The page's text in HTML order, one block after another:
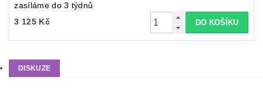
zasíláme do 3 týdnů
3 125 Kč
DISKUZE